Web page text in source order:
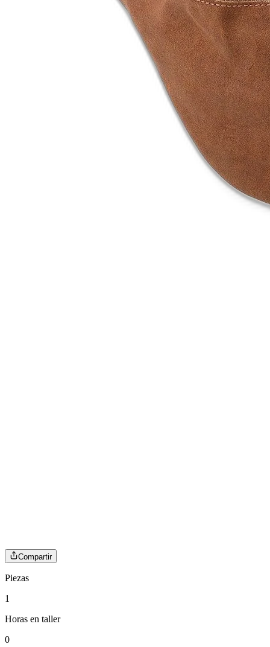
Compartir
Piezas
1
Horas en taller
0